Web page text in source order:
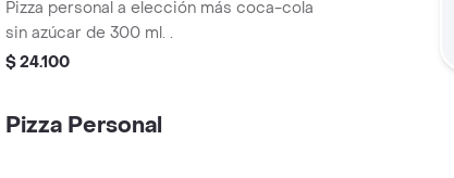
Pizza personal a elección más coca-cola
sin azúcar de 300 ml. .
$ 24.100
Pizza Personal